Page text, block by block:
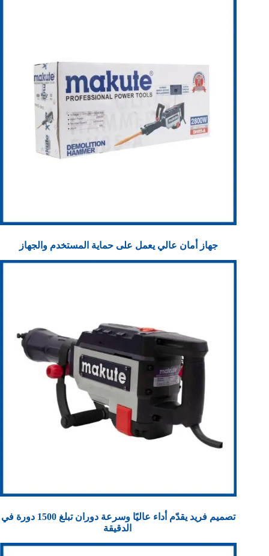
جهاز أمان عالي يعمل على حماية المستخدم والجهاز
تصميم فريد يقدّم أداء عاليًا وسرعة دوران تبلغ 1500 دورة في